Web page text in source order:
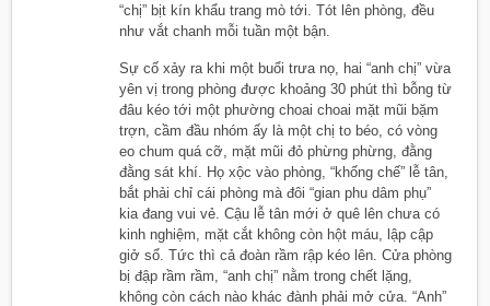
“chị” bịt kín khẩu trang mò tới. Tót lên phòng, đều
như vắt chanh mỗi tuần một bận.
Sự cố xảy ra khi một buổi trưa nọ, hai “anh chị” vừa
yên vị trong phòng được khoảng 30 phút thì bỗng từ
đâu kéo tới một phường choai choai mặt mũi bặm
trợn, cầm đầu nhóm ấy là một chị to béo, có vòng
eo chum quá cỡ, mặt mũi đỏ phừng phừng, đằng
đằng sát khí. Họ xộc vào phòng, “khống chế” lễ tân,
bắt phải chỉ cái phòng mà đôi “gian phu dâm phụ”
kia đang vui vẻ. Cậu lễ tân mới ở quê lên chưa có
kinh nghiệm, mặt cắt không còn hột máu, lập cập
giở sổ. Tức thì cả đoàn rầm rập kéo lên. Cửa phòng
bị đập rầm rầm, “anh chị” nằm trong chết lặng,
không còn cách nào khác đành phải mở cửa. “Anh”